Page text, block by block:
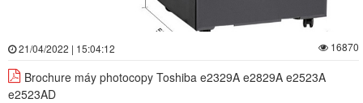
21/04/2022 | 15:04:12 16870
Brochure máy photocopy Toshiba e2329A e2829A e2523A
e2523AD